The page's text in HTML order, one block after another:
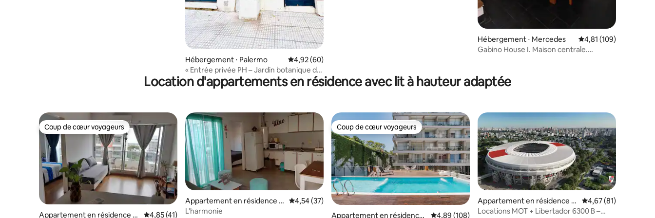
Hébergement ⋅ Palermo Évaluation moyenne sur la base de 60 commentaires : 4,92 sur 5
4,92 (60)
« Entrée privée PH – Jardin botanique de
Palerme »
Hébergement ⋅ Mercedes Évaluation moyenne
4,81 (109)
Gabino House I. Maison centrale.
Location d'appartements en résidence avec lit à hauteur adaptée
Coup de cœur voyageurs
Coup de cœur voyageurs
Appartement en résidence ⋅ Évaluation moyenne sur la base de 41 commentaires : 4,85 sur 5
4,85 (41)
Appartement en résidence ⋅
Godoy Cruz
Évaluation moyenne sur la base de 37 commentaires : 4,54 sur 5
4,54 (37)
L'harmonie
Coup de cœur voyageurs
Coup de cœur voyageurs
Appartement en résidence Évaluation moyenne sur la base de 108 commentaires : 4,89 sur 5
4,89 (108)
Appartement en résidence ⋅
Buenos Aires
Évaluation moyenne
4,67 (81)
Locations MOT + Libertador 6300 B –